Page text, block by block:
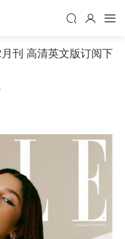
刊 高清英文版订阅下